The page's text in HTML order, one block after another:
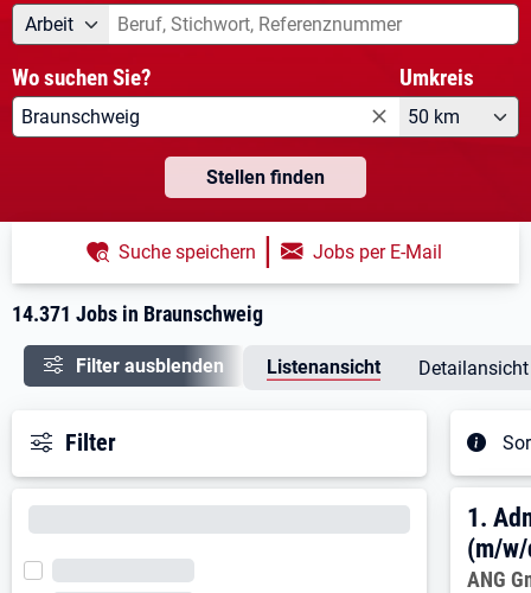
Angebotsart
Arbeit Was suchen Sie?
Wo suchen Sie? Umkreis
50 km
Stellen finden
14.371 Jobs in Braunschweig
Suche speichern | Jobs per E-Mail
Filter ausblenden Listenansicht Detailansicht
Filter
1.
1.
(m/
ANG